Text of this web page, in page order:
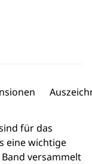
für das
eine wichtige
versammelt